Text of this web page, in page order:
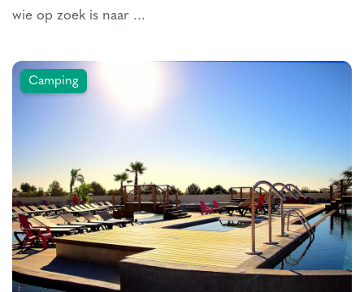
wie op zoek is naar ...
Camping